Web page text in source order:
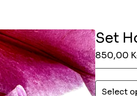
Set
850,00